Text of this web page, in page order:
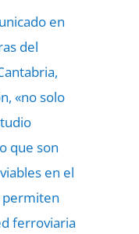
en
del
«no solo
que son
en el
permiten
ferroviaria